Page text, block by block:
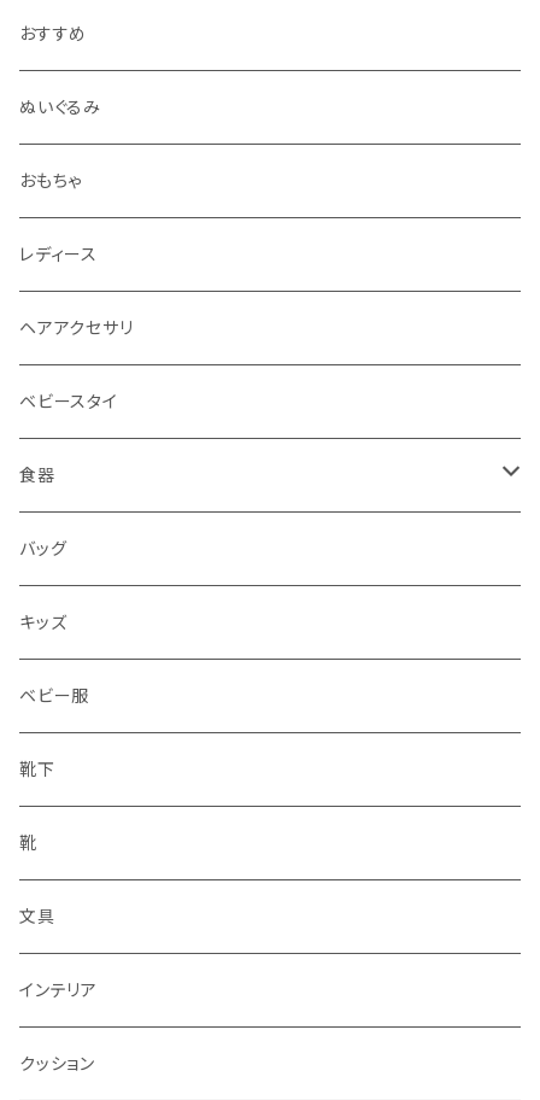
おすすめ
ぬいぐるみ
おもちゃ
レディース
ヘアアクセサリ
ベビースタイ
食器
水筒
水筒
バッグ
キッズ
ベビー服
靴下
靴
文具
インテリア
クッション